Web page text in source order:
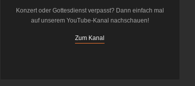
Konzert oder Gottesdienst verpasst? Dann einfach mal
auf unserem YouTube-Kanal nachschauen!
Zum Kanal